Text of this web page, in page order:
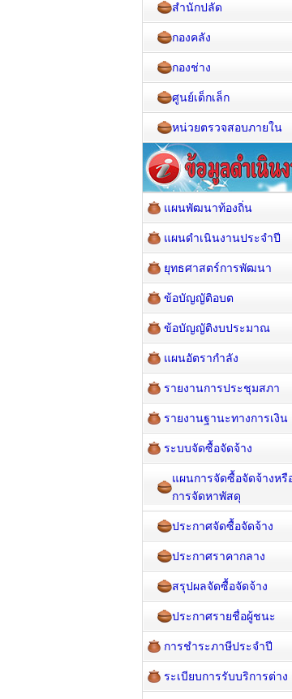
สำนักปลัด
กองคลัง
กองช่าง
ศูนย์เด็กเล็ก
หน่วยตรวจสอบภายใน
แผนพัฒนาท้องถิ่น
แผนดำเนินงานประจำปี
ยุทธศาสตร์การพัฒนา
ข้อบัญญัติอบต
ข้อบัญญัติงบประมาณ
แผนอัตรากำลัง
รายงานการประชุมสภา
รายงานฐานะทางการเงิน
ระบบจัดซื้อจัดจ้าง
แผนการจัดซื้อจัดจ้างหรื
การจัดหาพัสดุ
ประกาศจัดซื้อจัดจ้าง
ประกาศราคากลาง
สรุปผลจัดซื้อจัดจ้าง
ประกาศรายชื่อผู้ชนะ
การชำระภาษีประจำปี
ระเบียบการรับบริการต่าง